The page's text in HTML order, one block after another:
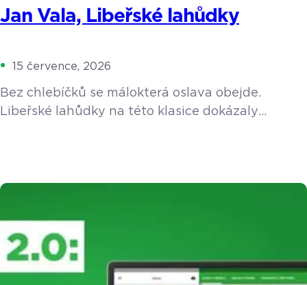
Jan Vala, Libeřské lahůdky
15 července, 2026
Bez chlebíčků se málokterá oslava obejde.
Libeřské lahůdky na této klasice dokázaly
nesklouzl do anonymity velkého korporátu?
Vala, pro kterého vše stojí na čtyřech základních
pilířích – […]